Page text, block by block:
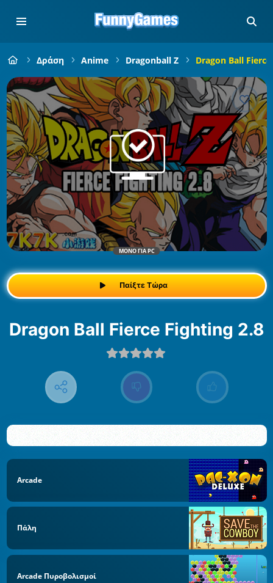
Δράση Anime Dragonball Z Dragon Ball
ΜΌΝΟ ΓΙΑ PC
Παίξτε Τώρα
Dragon Ball Fierce Fighting 2.8
Arcade
Πάλη
Arcade Πυροβολισμοί